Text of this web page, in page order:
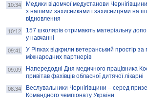
10:34
Медики відомчої медустанови
з нашими захисниками і захисницями на
відновлення
10:12
157 школярів отримають матеріальну
у навчанні
09:41
У Ріпках відкрили ветеранський простір за
міжнародних партнерів
09:09
Напередодні Дня медичного працівника
привітав фахівців обласної дитячої лікарні
08:34
Веслувальники Чернігівщини – серед
Командного чемпіонату України